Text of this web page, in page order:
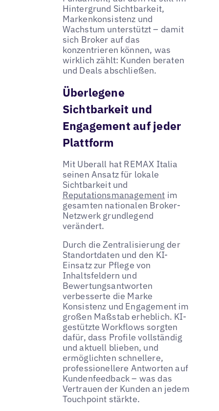
Hintergrund Sichtbarkeit,
Markenkonsistenz und
Wachstum unterstützt – damit
sich Broker auf das
konzentrieren können, was
wirklich zählt: Kunden beraten
und Deals abschließen.
Überlegene
Sichtbarkeit und
Engagement auf jeder
Plattform
Mit Uberall hat REMAX Italia
seinen Ansatz für lokale
Sichtbarkeit und
Reputationsmanagement im
gesamten nationalen Broker-
Netzwerk grundlegend
verändert.
Durch die Zentralisierung der
Standortdaten und den KI-
Einsatz zur Pflege von
Inhaltsfeldern und
Bewertungsantworten
verbesserte die Marke
Konsistenz und Engagement im
großen Maßstab erheblich. KI-
gestützte Workflows sorgten
dafür, dass Profile vollständig
und aktuell blieben, und
ermöglichten schnellere,
professionellere Antworten auf
Kundenfeedback – was das
Vertrauen der Kunden an jedem
Touchpoint stärkte.